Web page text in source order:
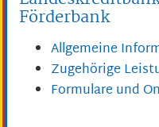
Förderbank
Allgemeine
Zugehörige
Formulare und